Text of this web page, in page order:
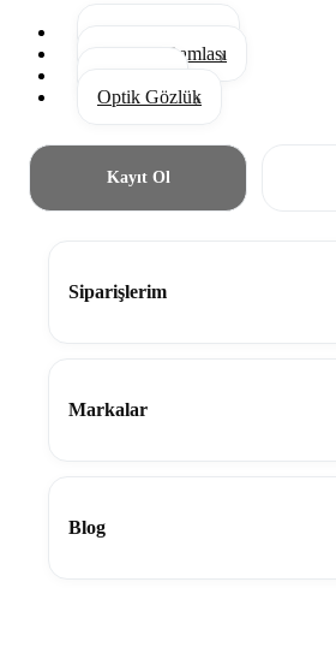
Gözyaşı Damlası
Optik Gözlük
Kayıt Ol
Siparişlerim
Markalar
Blog